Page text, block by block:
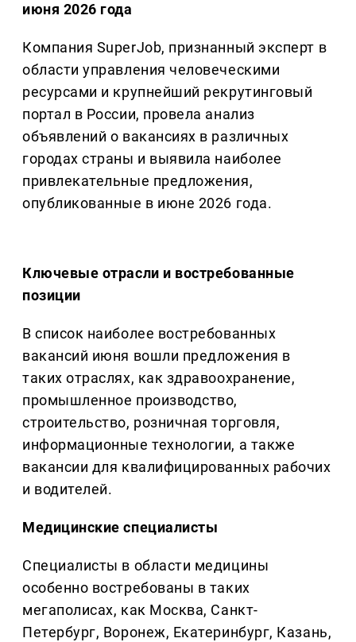
июня 2026 года
Компания SuperJob, признанный эксперт в
области управления человеческими
ресурсами и крупнейший рекрутинговый
портал в России, провела анализ
объявлений о вакансиях в различных
городах страны и выявила наиболее
привлекательные предложения,
опубликованные в июне 2026 года.
Ключевые отрасли и востребованные
позиции
В список наиболее востребованных
вакансий июня вошли предложения в
таких отраслях, как здравоохранение,
промышленное производство,
строительство, розничная торговля,
информационные технологии, а также
вакансии для квалифицированных рабочих
и водителей.
Медицинские специалисты
Специалисты в области медицины
особенно востребованы в таких
мегаполисах, как Москва, Санкт-
Петербург, Воронеж, Екатеринбург, Казань,